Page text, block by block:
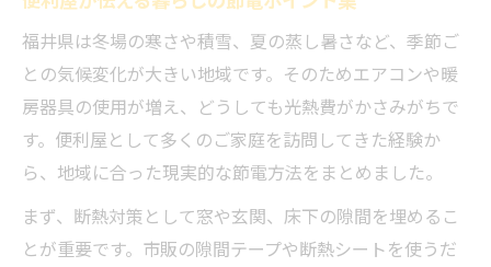
節電に強い便利屋選びのポイント解説
便利屋が福井で提案する節電のアイデア
便利屋の代行で楽に節電を始めるコツ
なんでも屋に頼れる節電サポートの実例
身近な工夫で始める節電と便利屋の知恵
便利屋流の簡単節電テクニック大公開
家でサッとできる便利屋節電の工夫
福井県は冬場の寒さや積雪、夏の蒸し暑さなど、季節ご
との気候変化が大きい地域です。そのためエアコンや暖
房器具の使用が増え、どうしても光熱費がかさみがちで
す。便利屋として多くのご家庭を訪問してきた経験か
ら、地域に合った現実的な節電方法をまとめました。
まず、断熱対策として窓や玄関、床下の隙間を埋めるこ
とが重要です。市販の隙間テープや断熱シートを使うだ